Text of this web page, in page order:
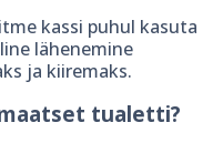
kassi puhul kasuta
lähenemine
ja kiiremaks.
tualetti?